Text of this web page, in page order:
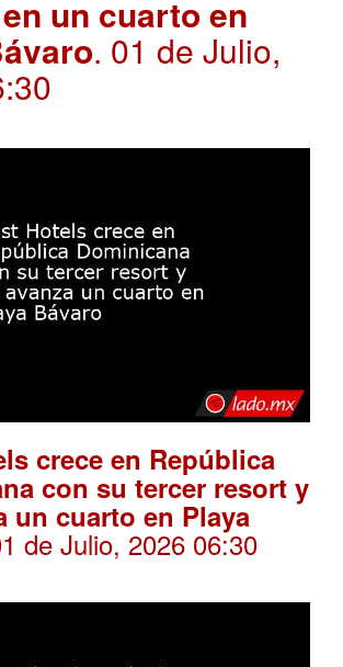
un cuarto en
. 01 de Julio,
crece en República
con su tercer resort y
un cuarto en Playa
de Julio, 2026 06:30